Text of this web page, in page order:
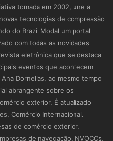
tomada em 2002, une a
tecnologias de compressão
do Brazil Modal um portal
com todas as novidades
eletrônica que se destaca
eventos que acontecem
Dornellas, ao mesmo tempo
abrangente sobre os
exterior. É atualizado
Comércio Internacional.
de comércio exterior,
de navegação, NVOCCs,